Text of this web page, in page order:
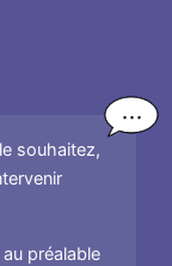
souhaitez,
préalable